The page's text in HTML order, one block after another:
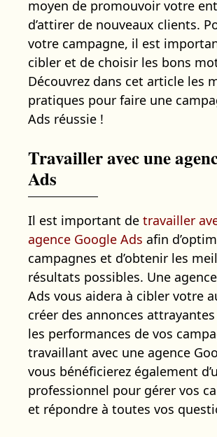
moyen de promouvoir votre
d’attirer de nouveaux clients.
votre campagne, il est
cibler et de choisir les bons
Découvrez dans cet article les
pratiques pour faire une
Ads réussie !
Travailler avec une
Ads
Il est important de travailler
agence Google Ads afin
campagnes et d’obtenir les
résultats possibles. Une
Ads vous aidera à cibler votre
créer des annonces
les performances de vos
travaillant avec une agence
vous bénéficierez également
professionnel pour gérer vos
et répondre à toutes vos